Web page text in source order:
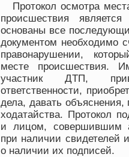
Протокол осмотра
происшествия
основаны все
документом необходимо
правонарушении,
месте происшествия.
участник ДТП,
ответственности,
дела, давать объяснения,
ходатайства. Протокол
и лицом, совершившим
при наличии свидетелей
о наличии их подписей.